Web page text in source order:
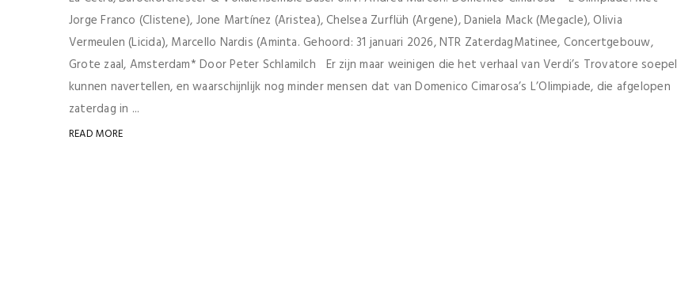
Jorge Franco (Clistene), Jone Martínez (Aristea), Chelsea Zurflüh (Argene), Daniela Mack (Megacle), Olivia
Vermeulen (Licida), Marcello Nardis (Aminta. Gehoord: 31 januari 2026, NTR ZaterdagMatinee, Concertgebouw,
Grote zaal, Amsterdam* Door Peter Schlamilch Er zijn maar weinigen die het verhaal van Verdi’s Trovatore soepel
kunnen navertellen, en waarschijnlijk nog minder mensen dat van Domenico Cimarosa’s L’Olimpiade, die afgelopen
zaterdag in ...
READ MORE